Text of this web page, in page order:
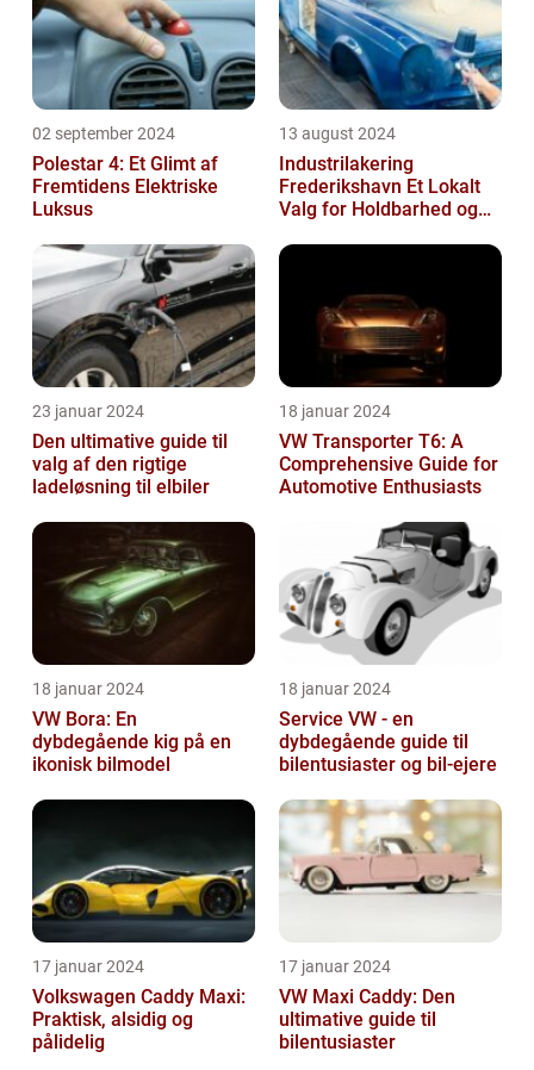
02 september 2024
Polestar 4: Et Glimt af
Fremtidens Elektriske
Luksus
13 august 2024
Industrilakering
Frederikshavn Et Lokalt
Valg for Holdbarhed og
23 januar 2024
Den ultimative guide til
valg af den rigtige
ladeløsning til elbiler
18 januar 2024
VW Transporter T6: A
Comprehensive Guide for
Automotive Enthusiasts
18 januar 2024
VW Bora: En
dybdegående kig på en
ikonisk bilmodel
18 januar 2024
Service VW - en
dybdegående guide til
bilentusiaster og bil-ejere
17 januar 2024
Volkswagen Caddy Maxi:
Praktisk, alsidig og
pålidelig
17 januar 2024
VW Maxi Caddy: Den
ultimative guide til
bilentusiaster